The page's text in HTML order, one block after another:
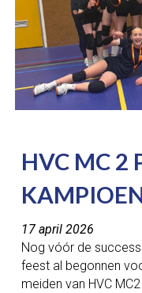
HVC MC 2
KAM
17 april 2026
Nog vóór de
feest al begonnen
meiden van HVC